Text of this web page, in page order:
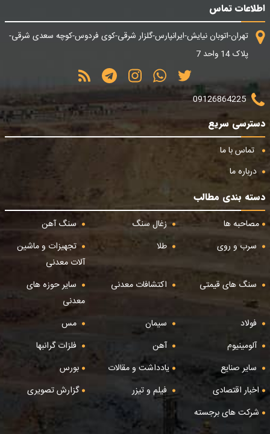
اطلاعات تماس
تهران-اتوبان نیایش-ایرانپارس-گلزار شرقی-کوی فردوس-کوچه سعدی شرقی-
پلاک 14 واحد 7
09126864225
دسترسی سریع
تماس با ما
درباره ما
دسته بندی مطالب
مصاحبه ها
زغال سنگ
سنگ آهن
سرب و روی
طلا
تجهیزات و ماشین
آلات معدنی
سنگ های قیمتی
اکتشافات معدنی
سایر حوزه های
معدنی
فولاد
سیمان
مس
آلومینیوم
آهن
فلزات گرانبها
سایر صنایع
یادداشت و مقالات
بورس
اخبار اقتصادی
فیلم و تیزر
گزارش تصویری
شرکت های برجسته